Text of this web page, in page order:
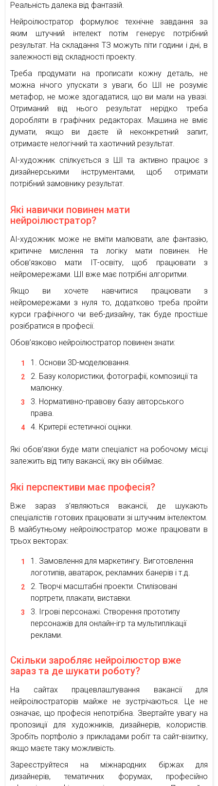
Реальність далека від фантазій.
Нейроілюстратор формулює технічне завдання за
яким штучний інтелект потім генерує потрібний
результат. На складання ТЗ можуть піти години і дні, в
залежності від складності проекту.
Треба продумати на прописати кожну деталь, не
можна нічого упускати з уваги, бо ШІ не розуміє
метафор, не може здогадатися, що ви мали на увазі.
Отриманий від нього результат нерідко треба
доробляти в графічних редакторах. Машина не вміє
думати, якщо ви даєте їй неконкретний запит,
отримаєте нелогічний та хаотичний результат.
АІ-художник спілкується з ШІ та активно працює з
дизайнерськими інструментами, щоб отримати
потрібний замовнику результат.
Які навички повинен мати
нейроілюстратор?
АІ-художник може не вміти малювати, але фантазію,
критичне мислення та логіку мати повинен. Не
обов’язково мати ІТ-освіту, щоб працювати з
нейромережами. ШІ вже має потрібні алгоритми.
Якщо ви хочете навчитися працювати з
нейромережами з нуля то, додатково треба пройти
курси графічного чи веб-дизайну, так буде простіше
розібратися в професії.
Обов’язково нейроілюстратор повинен знати:
Основи 3D-моделювання.
Базу колористики, фотографії, композиції та
малюнку.
Нормативно-правову базу авторського
права.
Критерії естетичної оцінки.
Які обов’язки буде мати спеціаліст на робочому місці
залежить від типу вакансії, яку він обіймає.
Які перспективи має професія?
Вже зараз з’являються вакансії, де шукають
спеціалістів готових працювати зі штучним інтелектом.
В майбутньому нейроілюстратор може працювати в
трьох векторах:
Замовлення для маркетингу. Виготовлення
логотипів, аватарок, рекламних банерів і т.д.
Творчі масштабні проекти. Стилізовані
портрети, плакати, виставки.
Ігрові персонажі. Створення прототипу
персонажів для онлайн-ігр та мультиплікації
реклами.
Скільки заробляє нейроілюстор вже
зараз та де шукати роботу?
На сайтах працевлаштування вакансії для
нейроілюстраторів майже не зустрічаються. Це не
означає, що професія непотрібна. Звертайте увагу на
пропозиції для художників, дизайнерів, колористів.
Зробіть портфоліо з прикладами робіт та сайт-візитку,
якщо маєте таку можливість.
Зареєструйтеся на міжнародних біржах для
дизайнерів, тематичних форумах, професійно